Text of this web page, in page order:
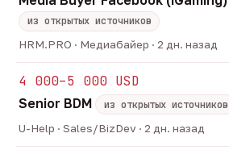
из открытых источников
HRM.PRO · Медиабайер · 2 дн. назад
4 000–5 000 USD
Senior BDM
из открытых источников
U-Help · Sales/BizDev · 2 дн. назад